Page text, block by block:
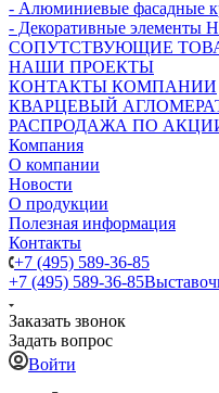
- Алюминиевые фасадные
- Декоративные элементы
СОПУТСТВУЮЩИЕ
НАШИ ПРОЕКТЫ
КОНТАКТЫ КОМПАНИИ
КВАРЦЕВЫЙ
РАСПРОДАЖА ПО
Компания
О компании
Новости
О продукции
Полезная информация
Контакты
+7 (495) 589-36-85
+7 (495) 589-36-85
Заказать звонок
Задать вопрос
Войти